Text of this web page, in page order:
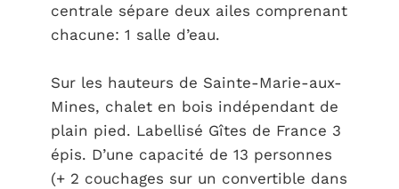
centrale sépare deux ailes comprenant
chacune: 1 salle d’eau.
Sur les hauteurs de Sainte-Marie-aux-
Mines, chalet en bois indépendant de
plain pied. Labellisé Gîtes de France 3
épis. D’une capacité de 13 personnes
(+ 2 couchages sur un convertible dans